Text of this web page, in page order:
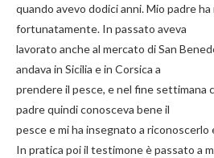
quando avevo dodici anni. Mio padre
fortunatamente. In passato aveva
lavorato anche al mercato di San
andava in Sicilia e in Corsica a
prendere il pesce, e nel fine settimana
padre quindi conosceva bene il
pesce e mi ha insegnato a riconoscerlo
In pratica poi il testimone è passato a